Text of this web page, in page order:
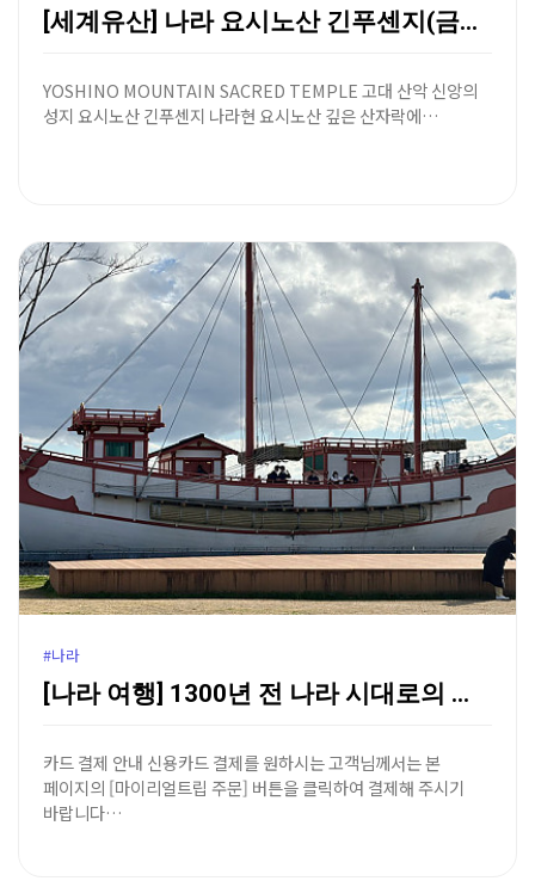
[세계유산] 나라 요시노산 긴푸센지(금봉산사)와 자오도…
YOSHINO MOUNTAIN SACRED TEMPLE 고대 산악 신앙의
성지 요시노산 긴푸센지 나라현 요시노산 깊은 산자락에…
#나라
[나라 여행] 1300년 전 나라 시대로의 시간 여행,…
카드 결제 안내 신용카드 결제를 원하시는 고객님께서는 본
페이지의 [마이리얼트립 주문] 버튼을 클릭하여 결제해 주시기
바랍니다…